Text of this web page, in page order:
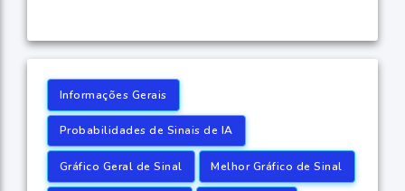
Informações Gerais
Probabilidades de Sinais de IA
Gráfico Geral de Sinal Melhor Gráfico de Sinal